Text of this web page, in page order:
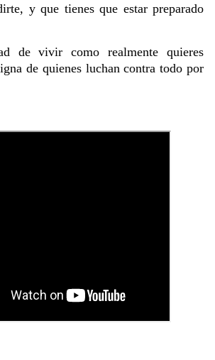
y que tienes que estar preparado
de vivir como realmente quieres
de quienes luchan contra todo por